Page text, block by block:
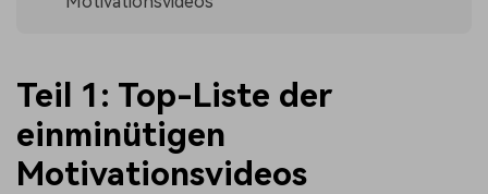
Teil 1: Top-Liste der
einminütigen
Motivationsvideos